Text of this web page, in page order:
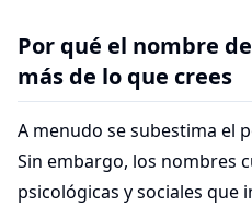
Por qué el nombre
más de lo que crees
A menudo se subestima el
Sin embargo, los nombres
psicológicas y sociales que